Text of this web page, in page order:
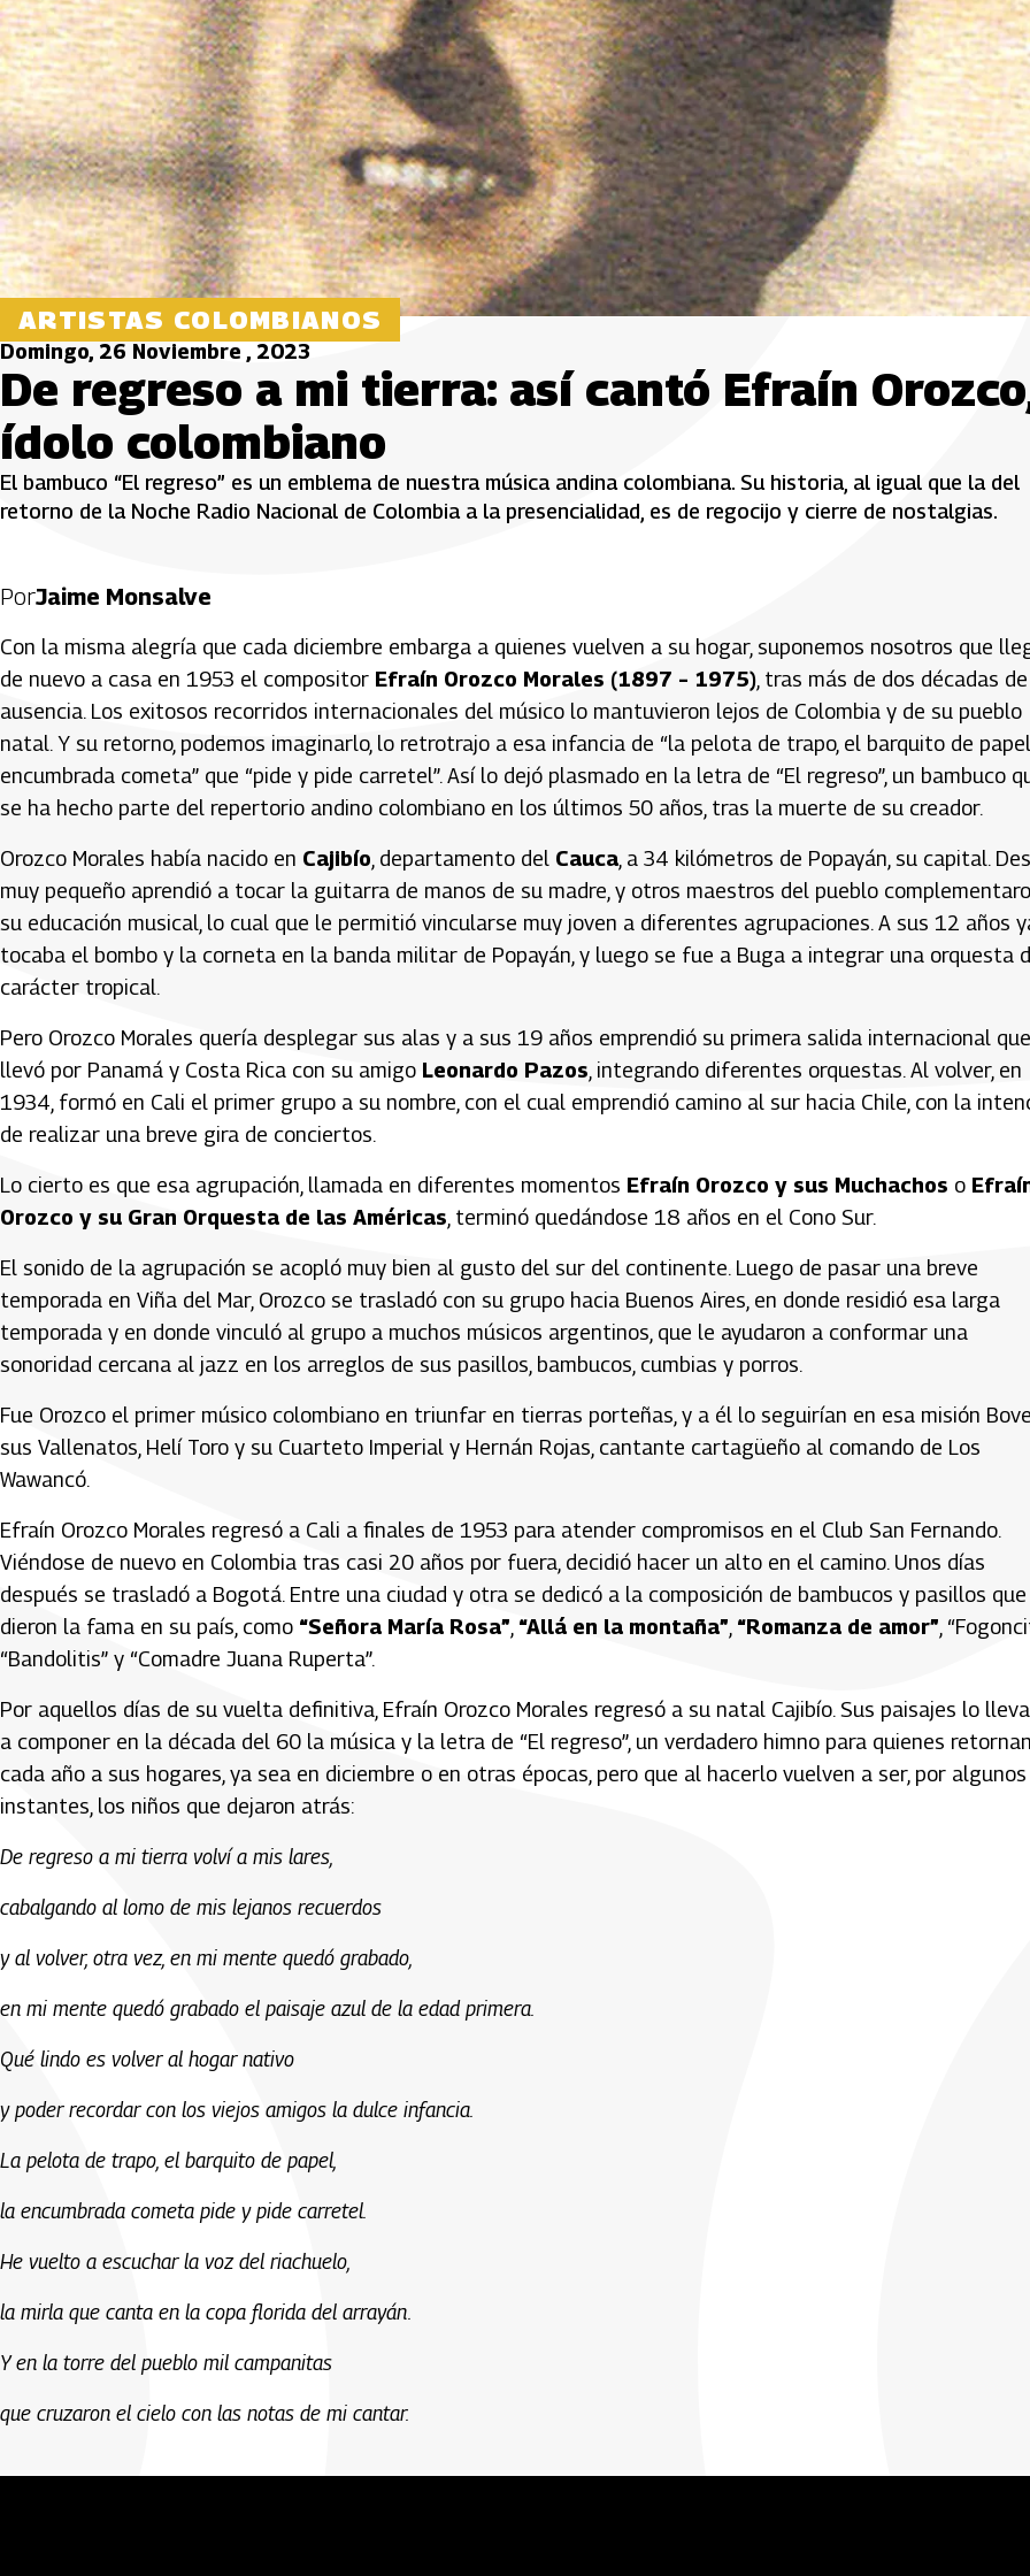
ARTISTAS COLOMBIANOS
Domingo, 26 Noviembre , 2023
De regreso a mi tierra: así cantó Efraín
ídolo colombiano
El bambuco “El regreso” es un emblema de nuestra música andina colombiana. Su historia, al igual que la del
retorno de la Noche Radio Nacional de Colombia a la presencialidad, es de regocijo y cierre de nostalgias.
PorJaime Monsalve
Con la misma alegría que cada diciembre embarga a quienes vuelven a su hogar, suponemos nosotros que
de nuevo a casa en 1953 el compositor Efraín Orozco Morales (1897 – 1975) , tras más de dos décadas de
ausencia. Los exitosos recorridos internacionales del músico lo mantuvieron lejos de Colombia y de su pueblo
natal. Y su retorno, podemos imaginarlo, lo retrotrajo a esa infancia de “la pelota de trapo, el barquito de
encumbrada cometa” que “pide y pide carretel”. Así lo dejó plasmado en la letra de “El regreso”, un bambuco
se ha hecho parte del repertorio andino colombiano en los últimos 50 años, tras la muerte de su creador.
Orozco Morales había nacido en Cajibío , departamento del Cauca , a 34 kilómetros de Popayán, su capital.
muy pequeño aprendió a tocar la guitarra de manos de su madre, y otros maestros del pueblo
su educación musical, lo cual que le permitió vincularse muy joven a diferentes agrupaciones. A sus 12 años
tocaba el bombo y la corneta en la banda militar de Popayán, y luego se fue a Buga a integrar una orquesta
carácter tropical.
Pero Orozco Morales quería desplegar sus alas y a sus 19 años emprendió su primera salida internacional
llevó por Panamá y Costa Rica con su amigo Leonardo Pazos , integrando diferentes orquestas. Al volver, en
1934, formó en Cali el primer grupo a su nombre, con el cual emprendió camino al sur hacia Chile, con la
de realizar una breve gira de conciertos.
Lo cierto es que esa agrupación, llamada en diferentes momentos Efraín Orozco y sus Muchachos o
Orozco y su Gran Orquesta de las Américas , terminó quedándose 18 años en el Cono Sur.
El sonido de la agrupación se acopló muy bien al gusto del sur del continente. Luego de pasar una breve
temporada en Viña del Mar, Orozco se trasladó con su grupo hacia Buenos Aires, en donde residió esa larga
temporada y en donde vinculó al grupo a muchos músicos argentinos, que le ayudaron a conformar una
sonoridad cercana al jazz en los arreglos de sus pasillos, bambucos, cumbias y porros.
Fue Orozco el primer músico colombiano en triunfar en tierras porteñas, y a él lo seguirían en esa misión
sus Vallenatos, Helí Toro y su Cuarteto Imperial y Hernán Rojas, cantante cartagüeño al comando de Los
Wawancó.
Efraín Orozco Morales regresó a Cali a finales de 1953 para atender compromisos en el Club San Fernando.
Viéndose de nuevo en Colombia tras casi 20 años por fuera, decidió hacer un alto en el camino. Unos días
después se trasladó a Bogotá. Entre una ciudad y otra se dedicó a la composición de bambucos y pasillos
dieron la fama en su país, como “Señora María Rosa” “Allá en la montaña” “Romanza de amor” ,
“Bandolitis” y “Comadre Juana Ruperta”.
Por aquellos días de su vuelta definitiva, Efraín Orozco Morales regresó a su natal Cajibío. Sus paisajes lo
a componer en la década del 60 la música y la letra de “El regreso”, un verdadero himno para quienes retornan
cada año a sus hogares, ya sea en diciembre o en otras épocas, pero que al hacerlo vuelven a ser, por algunos
instantes, los niños que dejaron atrás:
De regreso a mi tierra volví a mis lares,
cabalgando al lomo de mis lejanos recuerdos
y al volver, otra vez, en mi mente quedó grabado,
en mi mente quedó grabado el paisaje azul de la edad primera.
Qué lindo es volver al hogar nativo
y poder recordar con los viejos amigos la dulce infancia.
La pelota de trapo, el barquito de papel,
la encumbrada cometa pide y pide carretel.
He vuelto a escuchar la voz del riachuelo,
la mirla que canta en la copa florida del arrayán.
Y en la torre del pueblo mil campanitas
que cruzaron el cielo con las notas de mi cantar.